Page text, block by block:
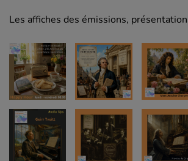
Les affiches des émissions,